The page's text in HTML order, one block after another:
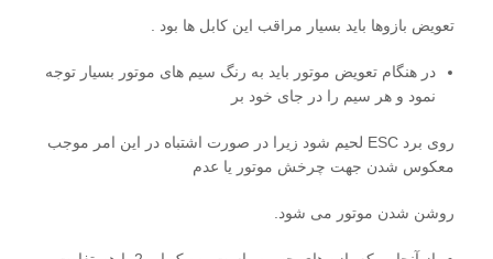
تعویض بازوها باید بسیار مراقب این کابل ها بود .
در هنگام تعویض موتور باید به رنگ سیم های موتور بسیار توجه
نمود و هر سیم را در جای خود بر
روی برد ESC لحیم شود زیرا در صورت اشتباه در این امر موجب
معکوس شدن جهت چرخش موتور یا عدم
روشن شدن موتور می شود.